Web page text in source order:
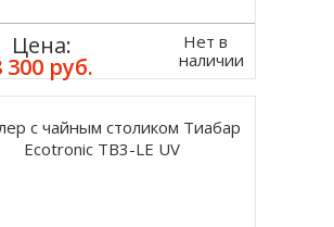
Цена:
300 руб.
Нет в
наличии